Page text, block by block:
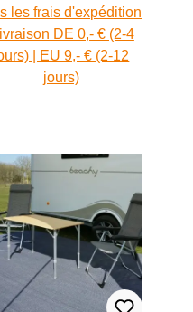
les frais d'expédition
DE 0,- € (2-4
| EU 9,- € (2-12
jours)